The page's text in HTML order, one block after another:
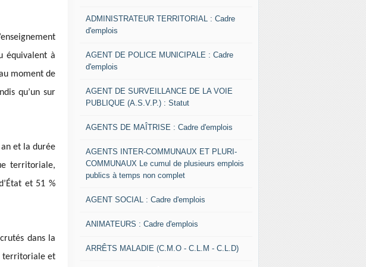
équivalent à
moment de
qu’un sur
et la durée
territoriale,
et 51 %
dans la
territoriale et
ADMINISTRATEUR TERRITORIAL : Cadre
d'emplois
AGENT DE POLICE MUNICIPALE : Cadre
d'emplois
AGENT DE SURVEILLANCE DE LA VOIE
PUBLIQUE (A.S.V.P.) : Statut
AGENTS DE MAÎTRISE : Cadre d'emplois
AGENTS INTER-COMMUNAUX ET PLURI-
COMMUNAUX Le cumul de plusieurs emplois
publics à temps non complet
AGENT SOCIAL : Cadre d'emplois
ANIMATEURS : Cadre d'emplois
ARRÊTS MALADIE (C.M.O - C.L.M - C.L.D)